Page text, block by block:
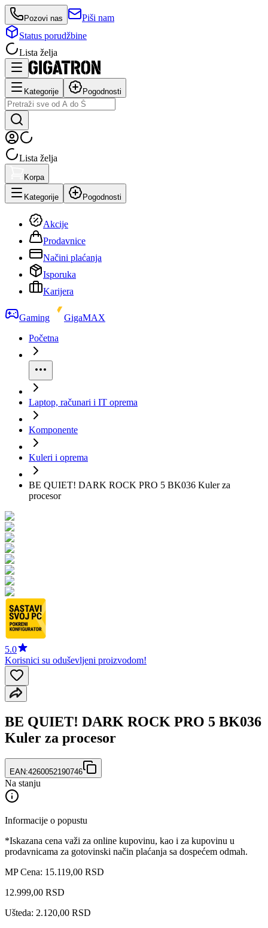
Pozovi nas
Piši nam
Status porudžbine
Lista želja
Kategorije Pogodnosti
Lista želja
Korpa
Kategorije Pogodnosti
Akcije
Prodavnice
Načini plaćanja
Isporuka
Karijera
Gaming
GigaMAX
Početna
Laptop, računari i IT oprema
Komponente
Kuleri i oprema
BE QUIET! DARK ROCK PRO 5 BK036 Kuler za
procesor
5.0
Korisnici su oduševljeni proizvodom!
BE QUIET! DARK ROCK PRO 5 BK036
Kuler za procesor
EAN:4260052190746
Na stanju
Informacije o popustu
*Iskazana cena važi za online kupovinu, kao i za kupovinu u
prodavnicama za gotovinski način plaćanja sa dospećem odmah.
MP Cena: 15.119,00 RSD
12.999,00 RSD
Ušteda: 2.120,00 RSD